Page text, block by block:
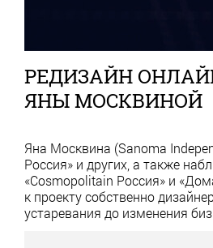
РЕДИЗАЙН
ЯНЫ МОСКВИНОЙ
Яна Москвина (Sanoma
Россия» и других, а также
«Cosmopolitain Россия» и
к проекту собственно
устаревания до изменения